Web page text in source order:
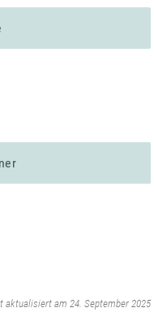
aktualisiert am 24. September 2025